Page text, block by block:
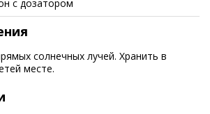
с дозатором
солнечных лучей. Хранить в
месте.